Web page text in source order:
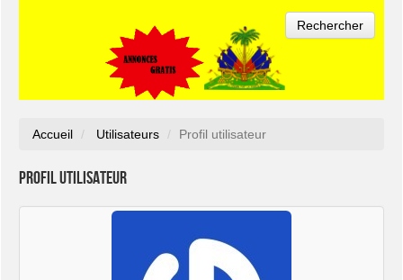
Rechercher
Accueil Utilisateurs Profil utilisateur
Profil utilisateur